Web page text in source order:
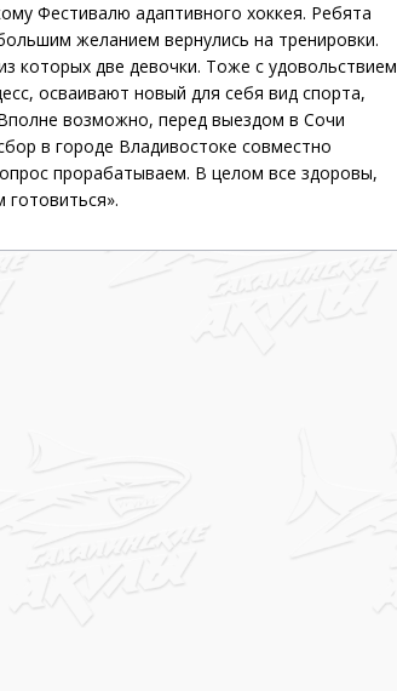
Тюменский Легион
Фестивалю адаптивного хоккея. Ребята
желанием вернулись на тренировки.
которых две девочки. Тоже с удовольствием
осваивают новый для себя вид спорта,
возможно, перед выездом в Сочи
в городе Владивостоке совместно
прорабатываем. В целом все здоровы,